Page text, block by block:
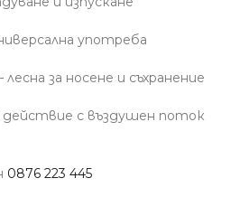
употреба
лесна за носене и съхранение
действие с въздушен поток
0876 223 445